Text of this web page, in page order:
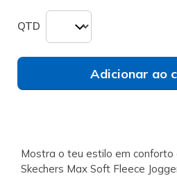
QTD
Adicionar ao
Mostra o teu estilo em conforto
Skechers Max Soft Fleece